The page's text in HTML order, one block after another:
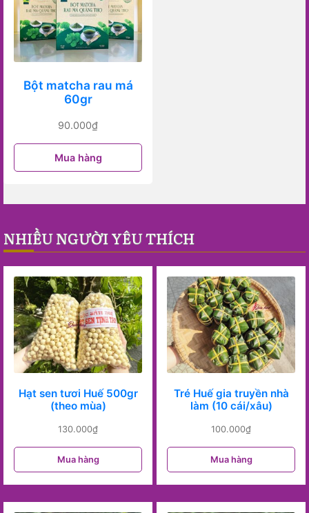
Bột matcha rau má
60gr
90.000₫
Mua hàng
NHIỀU NGƯỜI YÊU THÍCH
Hạt sen tươi Huế 500gr
(theo mùa)
130.000₫
Mua hàng
Tré Huế gia truyền nhà
làm (10 cái/xâu)
100.000₫
Mua hàng